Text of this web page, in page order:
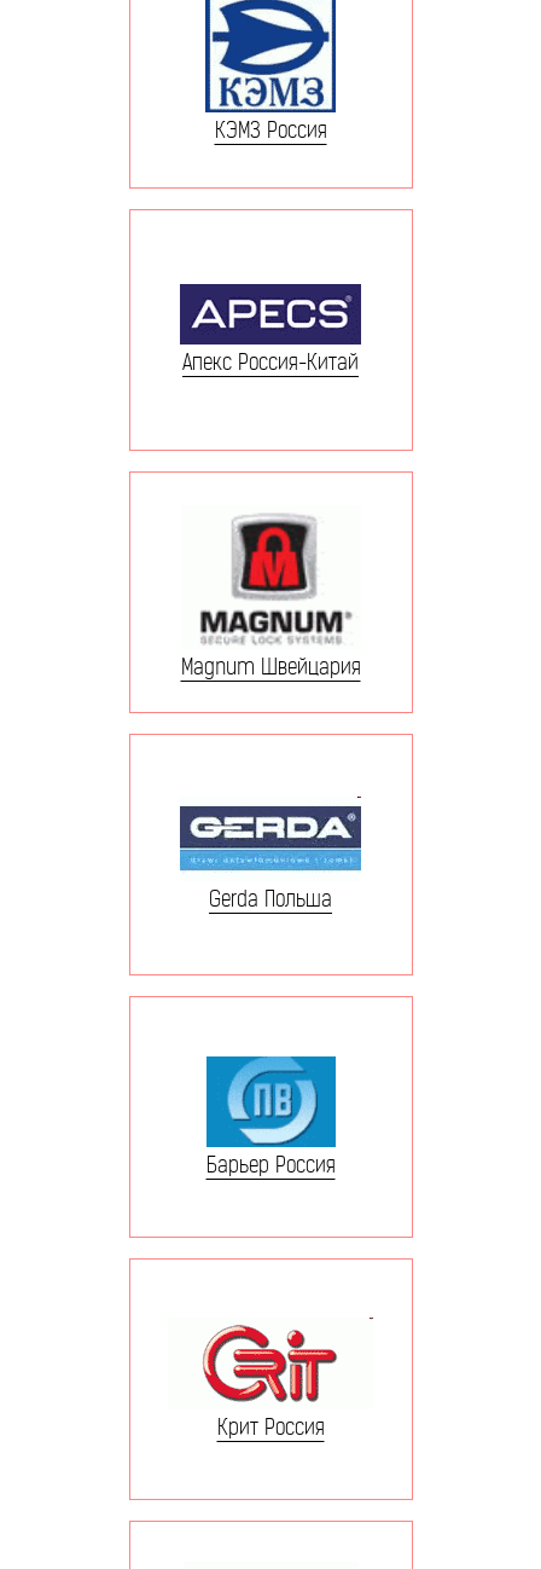
КЭМЗ Россия
Апекс Россия-Китай
Magnum Швейцария
Gerda Польша
Барьер Россия
Крит Россия